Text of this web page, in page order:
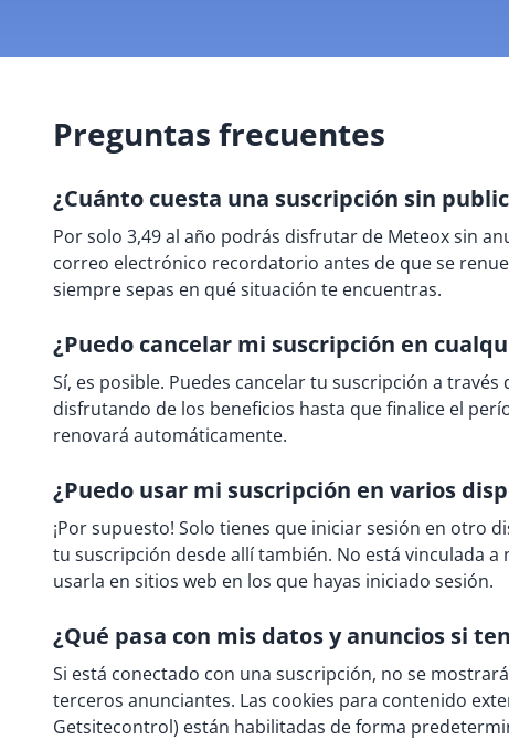
Preguntas frecuentes
¿Cuánto cuesta una suscripción sin
Por solo 3,49 al año podrás disfrutar de Meteox sin
correo electrónico recordatorio antes de que se
siempre sepas en qué situación te encuentras.
¿Puedo cancelar mi suscripción en
Sí, es posible. Puedes cancelar tu suscripción a
disfrutando de los beneficios hasta que finalice el
renovará automáticamente.
¿Puedo usar mi suscripción en varios
¡Por supuesto! Solo tienes que iniciar sesión en otro
tu suscripción desde allí también. No está vinculada
usarla en sitios web en los que hayas iniciado sesión.
¿Qué pasa con mis datos y anuncios si
Si está conectado con una suscripción, no se
terceros anunciantes. Las cookies para contenido
Getsitecontrol) están habilitadas de forma